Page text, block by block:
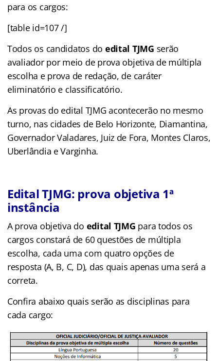
para os cargos:
[table id=107 /]
Todos os candidatos do edital TJMG serão
avaliador por meio de prova objetiva de múltipla
escolha e prova de redação, de caráter
eliminatório e classificatório.
As provas do edital TJMG acontecerão no mesmo
turno, nas cidades de Belo Horizonte, Diamantina,
Governador Valadares, Juiz de Fora, Montes Claros,
Uberlândia e Varginha.
Edital TJMG: prova objetiva 1ª
instância
A prova objetiva do edital TJMG para todos os
cargos constará de 60 questões de múltipla
escolha, cada uma com quatro opções de
resposta (A, B, C, D), das quais apenas uma será a
correta.
Confira abaixo quais serão as disciplinas para
cada cargo: